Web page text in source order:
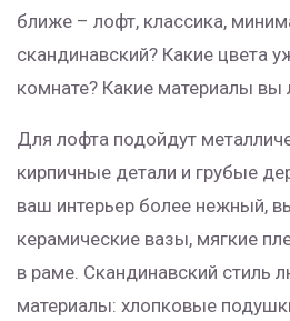
ближе – лофт, классика,
скандинавский? Какие цвета
комнате? Какие материалы вы
Для лофта подойдут
кирпичные детали и грубые
ваш интерьер более нежный,
керамические вазы, мягкие
в раме. Скандинавский стиль
материалы: хлопковые